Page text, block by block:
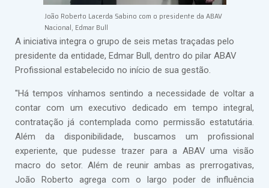
João Roberto Lacerda Sabino com o presidente da ABAV
Nacional, Edmar Bull
A iniciativa integra o grupo de seis metas traçadas pelo
presidente da entidade, Edmar Bull, dentro do pilar ABAV
Profissional estabelecido no início de sua gestão.
"Há tempos vínhamos sentindo a necessidade de voltar a
contar com um executivo dedicado em tempo integral,
contratação já contemplada como permissão estatutária.
Além da disponibilidade, buscamos um profissional
experiente, que pudesse trazer para a ABAV uma visão
macro do setor. Além de reunir ambas as prerrogativas,
João Roberto agrega com o largo poder de influência